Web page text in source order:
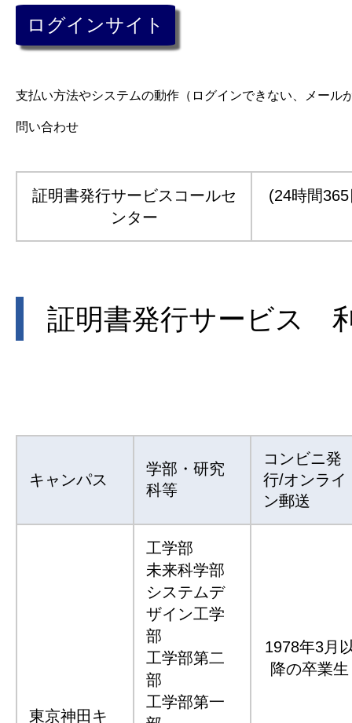
ログインサイト
支払い方法やシステムの動作（ログインできない、メール
問い合わせ
証明書発行サービスコールセ
ンター
(24時間
証明書発行サービス
キャンパス
学部・研究
科等
コンビニ発
行/オンライ
ン郵送
東京神田キ
工学部
未来科学部
システムデ
ザイン工学
部
工学部第二
部
工学部第一
1978年3月
降の卒業生